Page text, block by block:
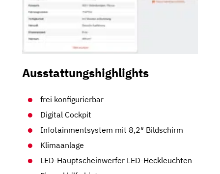
Ausstattungshighlights
frei konfigurierbar
Digital Cockpit
Infotainmentsystem mit 8,2″ Bildschirm
Klimaanlage
LED-Hauptscheinwerfer LED-Heckleuchten